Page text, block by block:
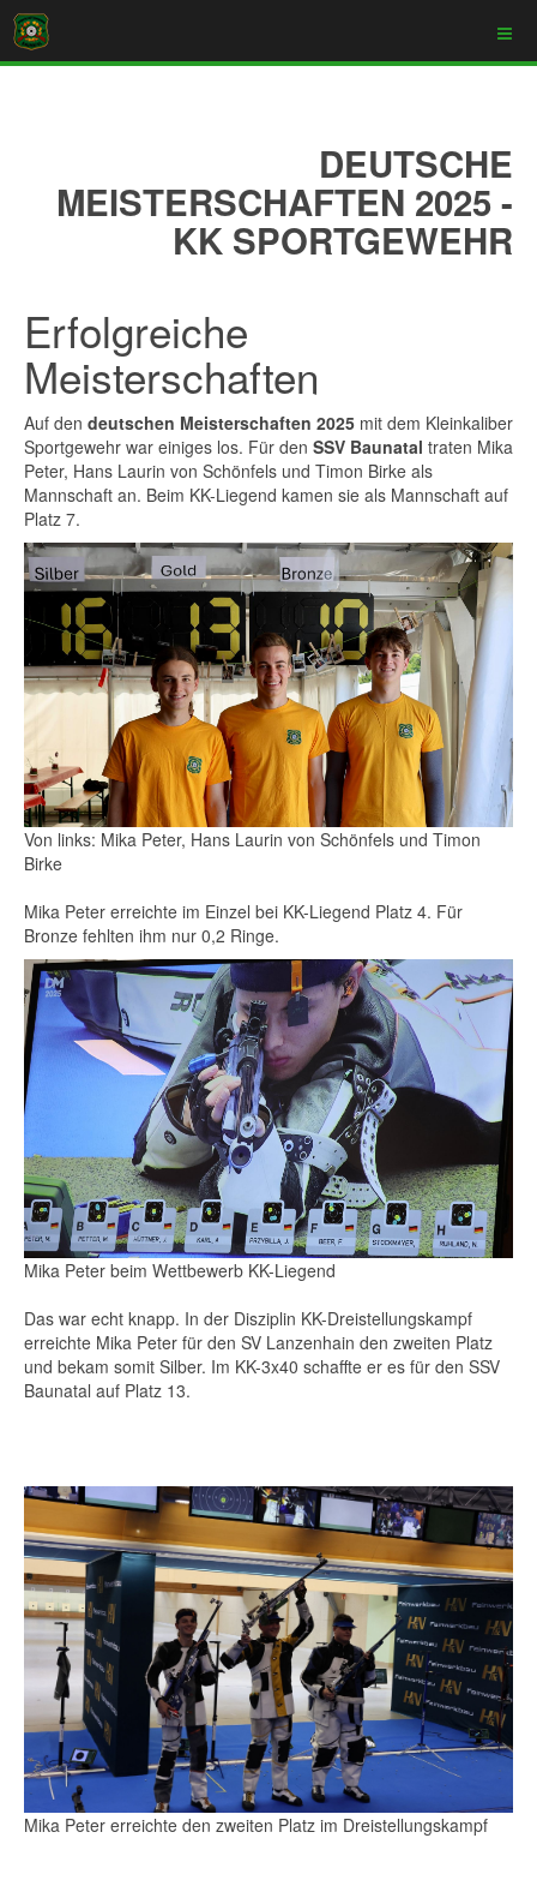
DEUTSCHE
MEISTERSCHAFTEN 2025 -
KK SPORTGEWEHR
Erfolgreiche
Meisterschaften
Auf den deutschen Meisterschaften 2025 mit dem Kleinkaliber
Sportgewehr war einiges los. Für den SSV Baunatal traten Mika
Peter, Hans Laurin von Schönfels und Timon Birke als
Mannschaft an. Beim KK-Liegend kamen sie als Mannschaft auf
Platz 7.
Von links: Mika Peter, Hans Laurin von Schönfels und Timon
Birke
Mika Peter erreichte im Einzel bei KK-Liegend Platz 4. Für
Bronze fehlten ihm nur 0,2 Ringe.
Mika Peter beim Wettbewerb KK-Liegend
Das war echt knapp. In der Disziplin KK-Dreistellungskampf
erreichte Mika Peter für den SV Lanzenhain den zweiten Platz
und bekam somit Silber. Im KK-3x40 schaffte er es für den SSV
Baunatal auf Platz 13.
Mika Peter erreichte den zweiten Platz im Dreistellungskampf